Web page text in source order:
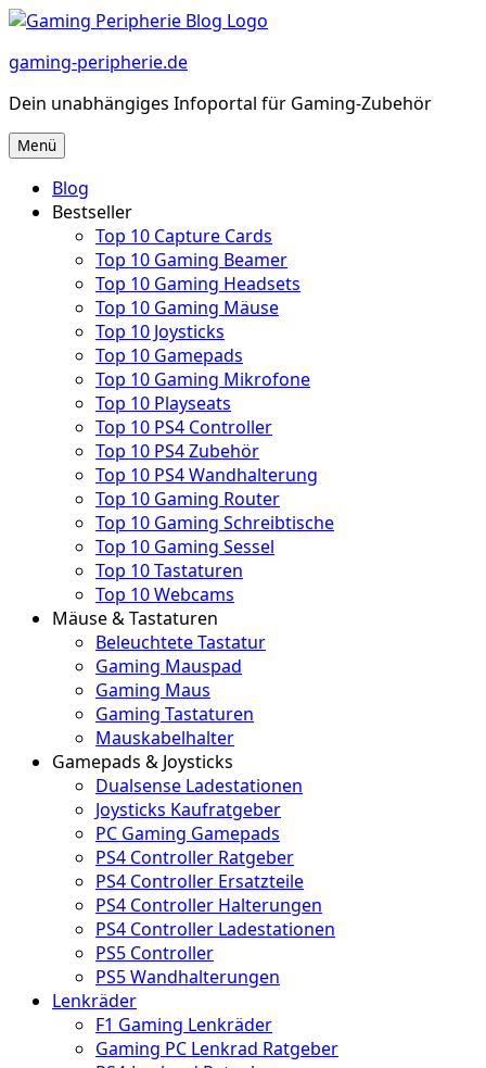
Zum
springen
gaming-peripherie.de
Dein unabhängiges Infoportal für Gaming-Zubehör
Menü
Blog
Bestseller
Top 10 Capture Cards
Top 10 Gaming Beamer
Top 10 Gaming Headsets
Top 10 Gaming Mäuse
Top 10 Joysticks
Top 10 Gamepads
Top 10 Gaming Mikrofone
Top 10 Playseats
Top 10 PS4 Controller
Top 10 PS4 Zubehör
Top 10 PS4 Wandhalterung
Top 10 Gaming Router
Top 10 Gaming Schreibtische
Top 10 Gaming Sessel
Top 10 Tastaturen
Top 10 Webcams
Mäuse & Tastaturen
Beleuchtete Tastatur
Gaming Mauspad
Gaming Maus
Gaming Tastaturen
Mauskabelhalter
Gamepads & Joysticks
Dualsense Ladestationen
Joysticks Kaufratgeber
PC Gaming Gamepads
PS4 Controller Ratgeber
PS4 Controller Ersatzteile
PS4 Controller Halterungen
PS4 Controller Ladestationen
PS5 Controller
PS5 Wandhalterungen
Lenkräder
F1 Gaming Lenkräder
Gaming PC Lenkrad Ratgeber